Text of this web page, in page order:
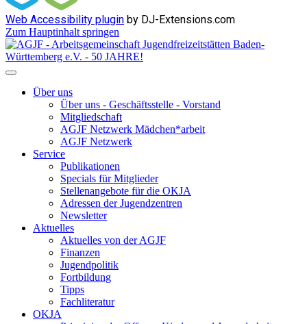
Web Accessibility plugin by DJ-Extensions.com
Zum Hauptinhalt springen
Über uns
Über uns - Geschäftsstelle - Vorstand
Mitgliedschaft
AGJF Netzwerk Mädchen*arbeit
AGJF Netzwerk
Service
Publikationen
Specials für Mitglieder
Stellenangebote für die OKJA
Adressen der Jugendzentren
Newsletter
Aktuelles
Aktuelles von der AGJF
Finanzen
Jugendpolitik
Fortbildung
Tipps
Fachliteratur
OKJA